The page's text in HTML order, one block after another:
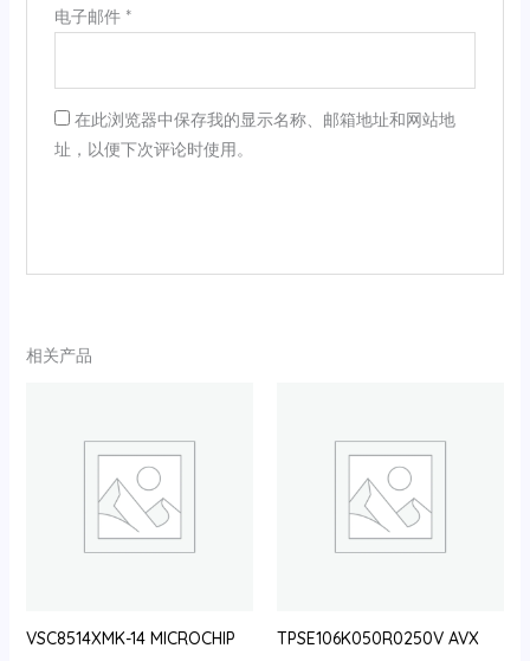
电子邮件 *
在此浏览器中保存我的显示名称、邮箱地址和网站地
址，以便下次评论时使用。
相关产品
VSC8514XMK-14 MICROCHIP TPSE106K050R0250V AVX